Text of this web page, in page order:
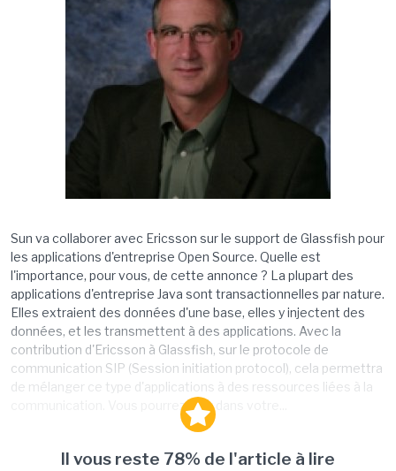
Sun va collaborer avec Ericsson sur le support de Glassfish pour
les applications d'entreprise Open Source. Quelle est
l'importance, pour vous, de cette annonce ? La plupart des
applications d'entreprise Java sont transactionnelles par nature.
Elles extraient des données d'une base, elles y injectent des
données, et les transmettent à des applications. Avec la
contribution d'Ericsson à Glassfish, sur le protocole de
communication SIP (Session initiation protocol), cela permettra
de mélanger ce type d'applications à des ressources liées à la
communication. Vous pourrez aller dans votre...
Il vous reste 78% de l'article à lire